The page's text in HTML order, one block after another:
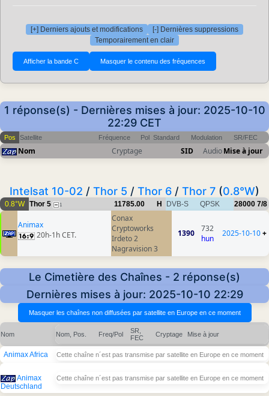
[+] Derniers ajouts et modifications
[-] Dernières suppressions
Temporairement en clair
1 réponse(s) - Dernières mises à jour: 2025-10-10
22:29 CET
Pos Satellite Fréquence Pol Standard Modulation SR/FEC
Nom Cryptage SID AudioMise à jour
Intelsat 10-02 / Thor 5 / Thor 6 / Thor 7 (0.8°W)
0.8°W Thor 5 1 11785.00 H DVB-S QPSK 28000 7/8
Animax
20h-1h CET.
Conax
Cryptoworks
Irdeto 2
Nagravision 3
1390
732
hun
2025-10-10+
Le Cimetière des Chaînes - 2 réponse(s)
Dernières mises à jour: 2025-10-10 22:29
Nom Nom, Pos. Freq/Pol
SR,
FEC
Cryptage Mise à jour
Animax Africa Cette chaîne n´est pas transmise par satellite en Europe en ce moment
Animax
Deutschland
Cette chaîne n´est pas transmise par satellite en Europe en ce moment